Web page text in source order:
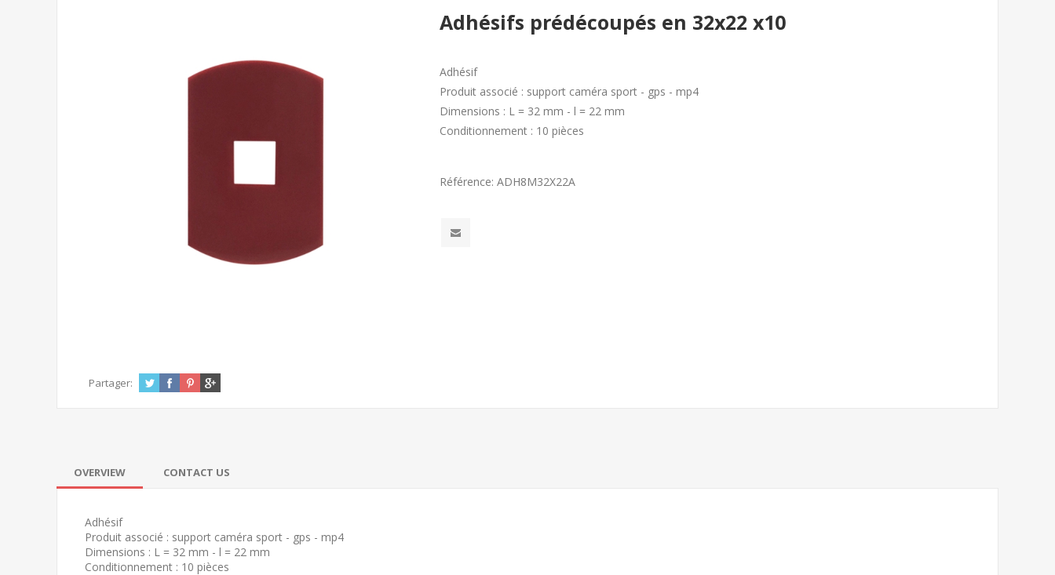
Adhésifs prédécoupés en 32x22 x10
Adhésif
Produit associé : support caméra sport - gps - mp4
Dimensions : L = 32 mm - l = 22 mm
Conditionnement : 10 pièces
Référence: ADH8M32X22A
Partager:
OVERVIEW CONTACT US
Adhésif
Produit associé : support caméra sport - gps - mp4
Dimensions : L = 32 mm - l = 22 mm
Conditionnement : 10 pièces